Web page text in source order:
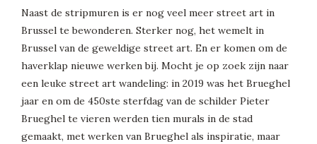
Naast de stripmuren is er nog veel meer street art in
Brussel te bewonderen. Sterker nog, het wemelt in
Brussel van de geweldige street art. En er komen om de
haverklap nieuwe werken bij. Mocht je op zoek zijn naar
een leuke street art wandeling: in 2019 was het Brueghel
jaar en om de 450ste sterfdag van de schilder Pieter
Brueghel te vieren werden tien murals in de stad
gemaakt, met werken van Brueghel als inspiratie, maar